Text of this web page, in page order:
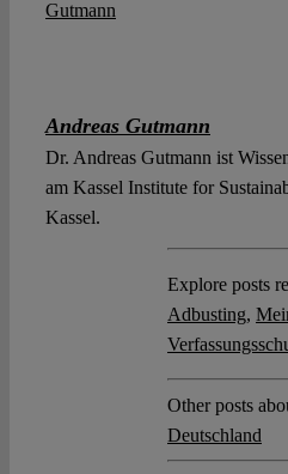
Andreas Gutmann
Dr. Andreas Gutmann ist
am Kassel Institute for
Kassel.
Explore posts
Adbusting,
Other posts
Deutschland